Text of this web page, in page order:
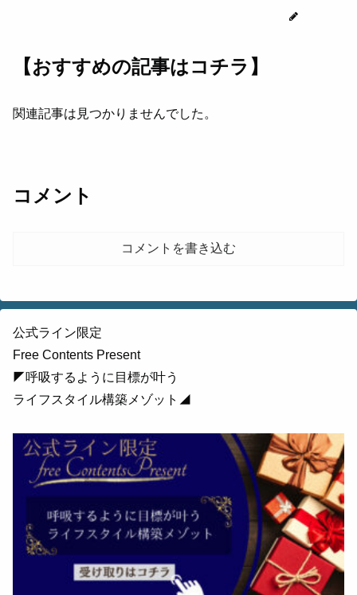
【おすすめの記事はコチラ】
関連記事は見つかりませんでした。
コメント
コメントを書き込む
公式ライン限定
Free Contents Present
◤呼吸するように目標が叶う
ライフスタイル構築メゾット◢